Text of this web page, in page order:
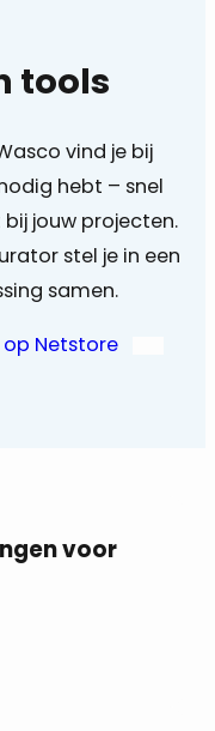
tools
vind je bij
hebt – snel
jouw projecten.
stel je in een
samen.
Netstore
voor